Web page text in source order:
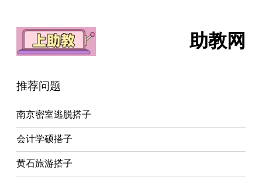
助教网
推荐问题
南京密室逃脱搭子
会计学硕搭子
黄石旅游搭子